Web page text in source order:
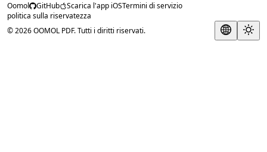
Oomol GitHub Scarica l'app iOSTermini di servizio
politica sulla riservatezza
© 2026 OOMOL PDF. Tutti i diritti riservati.